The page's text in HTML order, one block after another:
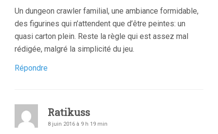
Un dungeon crawler familial, une ambiance formidable,
des figurines qui n’attendent que d’être peintes: un
quasi carton plein. Reste la règle qui est assez mal
rédigée, malgré la simplicité du jeu.
Répondre
Ratikuss
8 juin 2016 à 9 h 19 min